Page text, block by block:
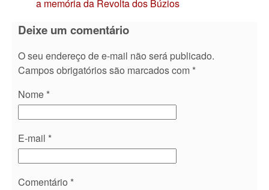
a memória da Revolta dos Búzios
Deixe um comentário
O seu endereço de e-mail não será publicado.
Campos obrigatórios são marcados com *
Nome *
E-mail *
Comentário *